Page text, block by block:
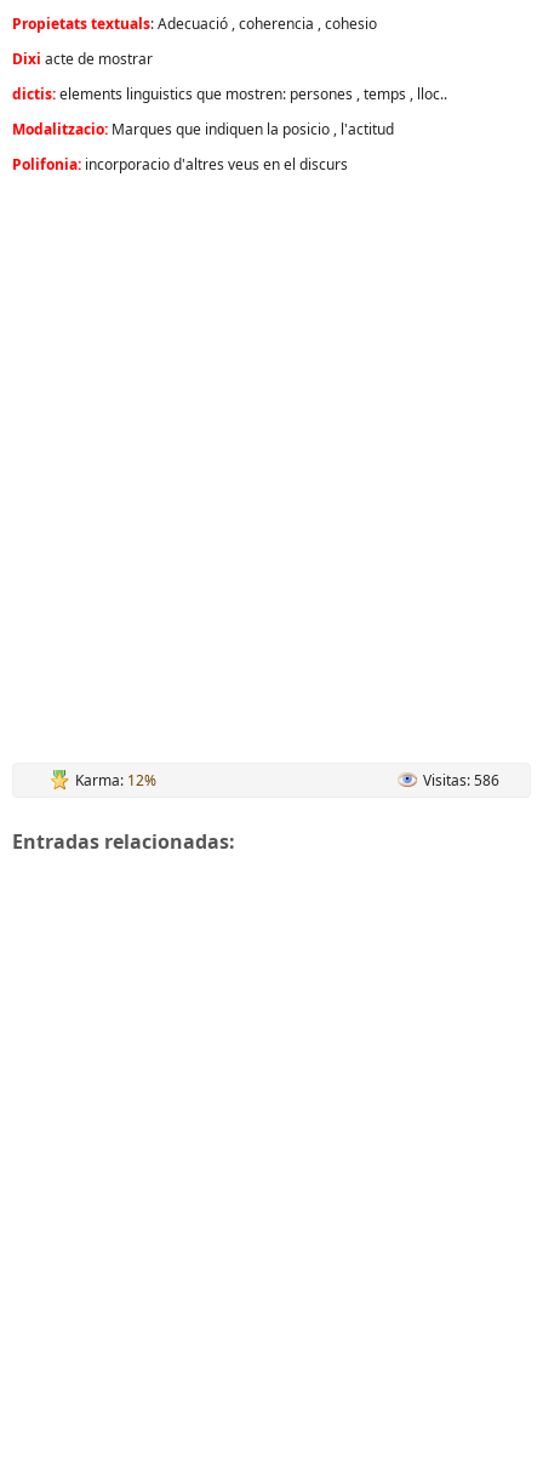
Propietats textuals: Adecuació , coherencia , cohesio
Dixi acte de mostrar
dictis:elements linguistics que mostren: persones , temps , lloc..
Modalitzacio: Marques que indiquen la posicio , l'actitud
Polifonia: incorporacio d'altres veus en el discurs
Karma: 12% Visitas: 586
Entradas relacionadas: